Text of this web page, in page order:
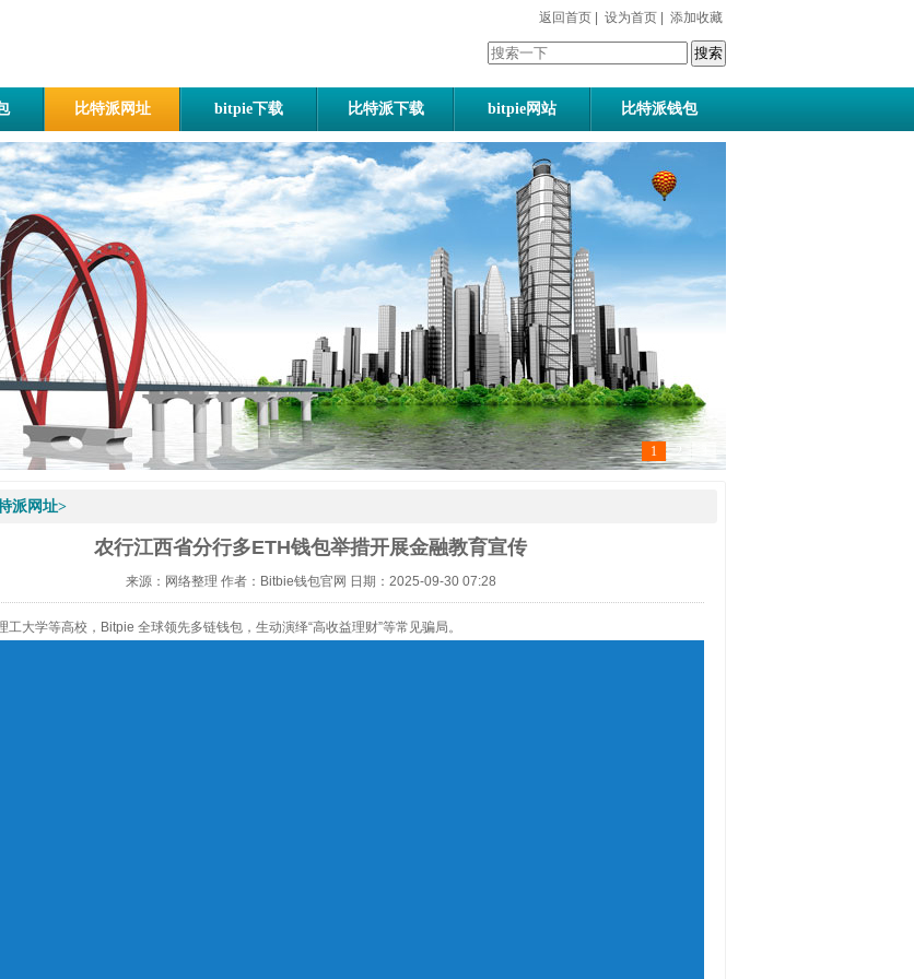
返回首页 设为首页 添加收藏
比特派网址 bitpie下载 比特派下载 bitpie网站 比特派钱包
1 2
派网址>
农行江西省分行多ETH钱包举措开展金融教育宣传
来源：网络整理 作者：Bitbie钱包官网 日期：2025-09-30 07:28
工大学等高校，Bitpie 全球领先多链钱包，生动演绎“高收益理财”等常见骗局。